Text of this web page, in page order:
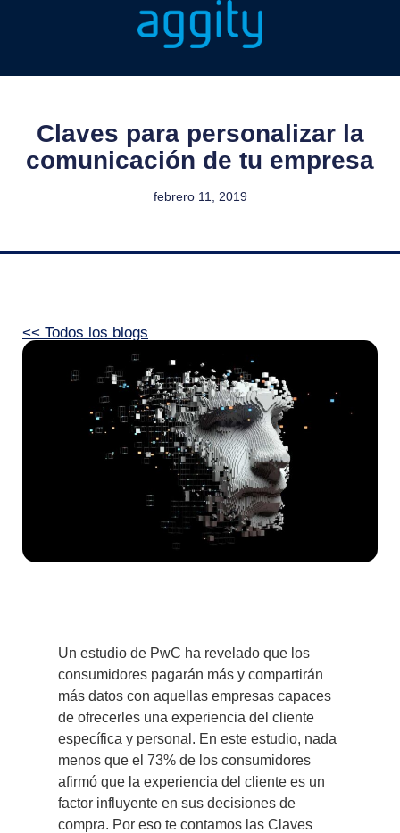
Claves para personalizar la
comunicación de tu empresa
febrero 11, 2019
<< Todos los blogs
Un estudio de PwC ha revelado que los
consumidores pagarán más y compartirán
más datos con aquellas empresas capaces
de ofrecerles una experiencia del cliente
específica y personal. En este estudio, nada
menos que el 73% de los consumidores
afirmó que la experiencia del cliente es un
factor influyente en sus decisiones de
compra. Por eso te contamos las Claves